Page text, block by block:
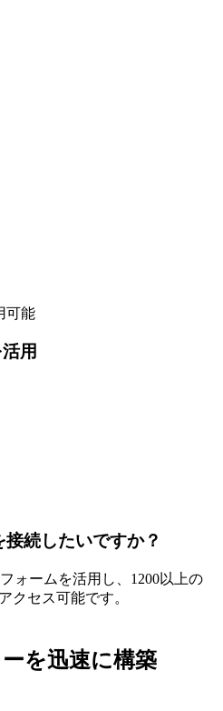
可能
用
続したいですか？
ォームを活用し、1200以上の
クセス可能です。
を迅速に構築